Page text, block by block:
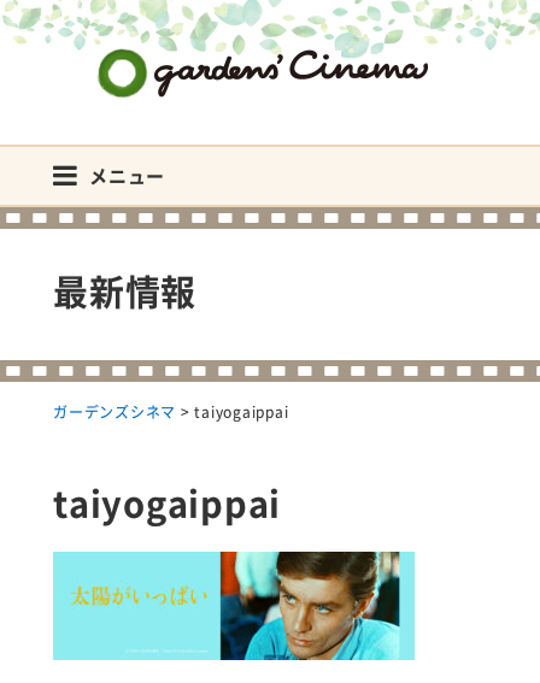
メニュー
最新情報
ガーデンズシネマ >taiyogaippai
taiyogaippai